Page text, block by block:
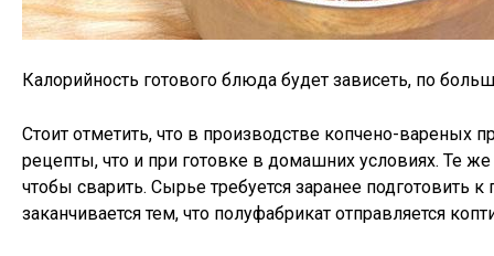
Калорийность готового блюда будет зависеть, по
Стоит отметить, что в производстве копчено-вареных
рецепты, что и при готовке в домашних условиях. Те
чтобы сварить. Сырье требуется заранее
заканчивается тем, что полуфабрикат отправляется